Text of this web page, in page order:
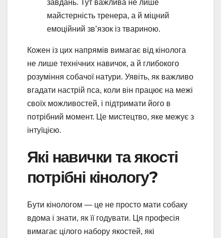
завдань. Тут важлива не лише
майстерність тренера, а й міцний
емоційний зв’язок із твариною.
Кожен із цих напрямів вимагає від кінолога
не лише технічних навичок, а й глибокого
розуміння собачої натури. Уявіть, як важливо
вгадати настрій пса, коли він працює на межі
своїх можливостей, і підтримати його в
потрібний момент. Це мистецтво, яке межує з
інтуїцією.
Які навички та якості
потрібні кінологу?
Бути кінологом — це не просто мати собаку
вдома і знати, як її годувати. Ця професія
вимагає цілого набору якостей, які